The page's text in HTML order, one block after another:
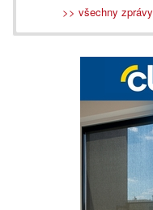
>> všechny zprávy